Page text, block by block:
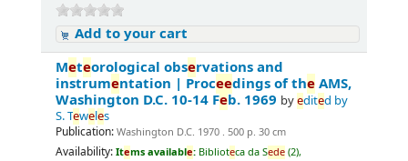
Add to your cart
Meteorological observations and
instrumentation | Proceedings of theAMS,
Washington D.C. 10-14 Feb. 1969 byedited by
S. Teweles
Publication: Washington D.C. 1970 . 500 p. 30 cm
Availability: Items available: Biblioteca da Sede (2),